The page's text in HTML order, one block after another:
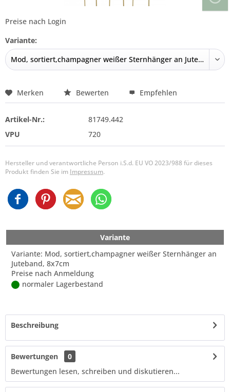
Preise nach Login
Variante:
Merken Bewerten Empfehlen
Artikel-Nr.:
81749.442
VPU
720
Hersteller und verantwortliche Person i.S.d. EU VO 2023/988 für dieses
Produkt finden Sie im Impressum.
Variante
Variante: Mod, sortiert,champagner weißer Sternhänger an
Juteband, 8x7cm
Preise nach Anmeldung
normaler Lagerbestand
Beschreibung
Bewertungen
0
Bewertungen lesen, schreiben und diskutieren...